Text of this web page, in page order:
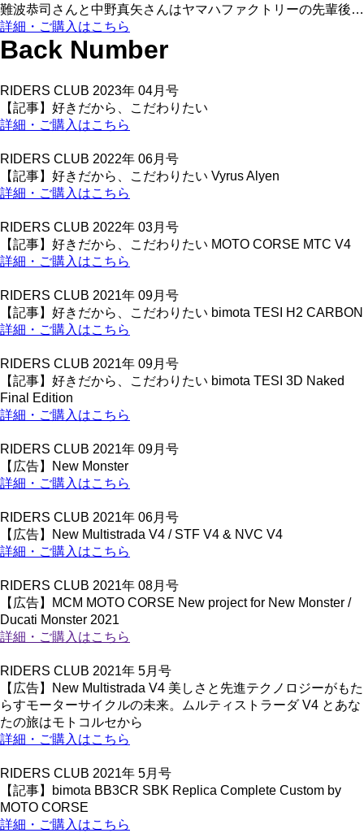
難波恭司さんと中野真矢さんはヤマハファクトリーの先輩後…
詳細・ご購入はこちら
Back Number
RIDERS CLUB 2023年 04月号
【記事】好きだから、こだわりたい
詳細・ご購入はこちら
RIDERS CLUB 2022年 06月号
【記事】好きだから、こだわりたい Vyrus Alyen
詳細・ご購入はこちら
RIDERS CLUB 2022年 03月号
【記事】好きだから、こだわりたい MOTO CORSE MTC V4
詳細・ご購入はこちら
RIDERS CLUB 2021年 09月号
【記事】好きだから、こだわりたい bimota TESI H2 CARBON
詳細・ご購入はこちら
RIDERS CLUB 2021年 09月号
【記事】好きだから、こだわりたい bimota TESI 3D Naked
Final Edition
詳細・ご購入はこちら
RIDERS CLUB 2021年 09月号
【広告】New Monster
詳細・ご購入はこちら
RIDERS CLUB 2021年 06月号
【広告】New Multistrada V4 / STF V4 & NVC V4
詳細・ご購入はこちら
RIDERS CLUB 2021年 08月号
【広告】MCM MOTO CORSE New project for New Monster /
Ducati Monster 2021
詳細・ご購入はこちら
RIDERS CLUB 2021年 5月号
【広告】New Multistrada V4 美しさと先進テクノロジーがもた
らすモーターサイクルの未来。ムルティストラーダ V4 とあな
たの旅はモトコルセから
詳細・ご購入はこちら
RIDERS CLUB 2021年 5月号
【記事】bimota BB3CR SBK Replica Complete Custom by
MOTO CORSE
詳細・ご購入はこちら